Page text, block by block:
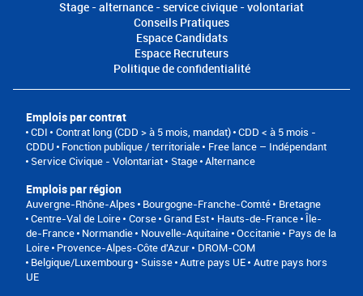
Stage - alternance - service civique - volontariat
Conseils Pratiques
Espace Candidats
Espace Recruteurs
Politique de confidentialité
Emplois par contrat
CDI Contrat long (CDD > à 5 mois, mandat) CDD < à 5 mois -
CDDU
Fonction publique / territoriale
Free lance – Indépendant
Service Civique - Volontariat
Stage Alternance
Emplois par région
Auvergne-Rhône-Alpes Bourgogne-Franche-Comté
Bretagne
Centre-Val de Loire Corse Grand Est Hauts-de-France Île-
de-France Normandie Nouvelle-Aquitaine Occitanie
Pays de la
Loire Provence-Alpes-Côte d'Azur
DROM-COM
Belgique/Luxembourg
Suisse Autre pays UE Autre pays hors
UE